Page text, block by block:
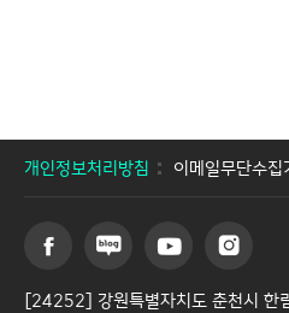
개인정보처리방침 이메일무단수집
[24252] 강원특별자치도 춘천시 한